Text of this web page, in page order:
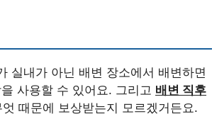
실내가 아닌 배변 장소에서 배변하면
사용할 수 있어요. 그리고 배변 직후
때문에 보상받는지 모르겠거든요.